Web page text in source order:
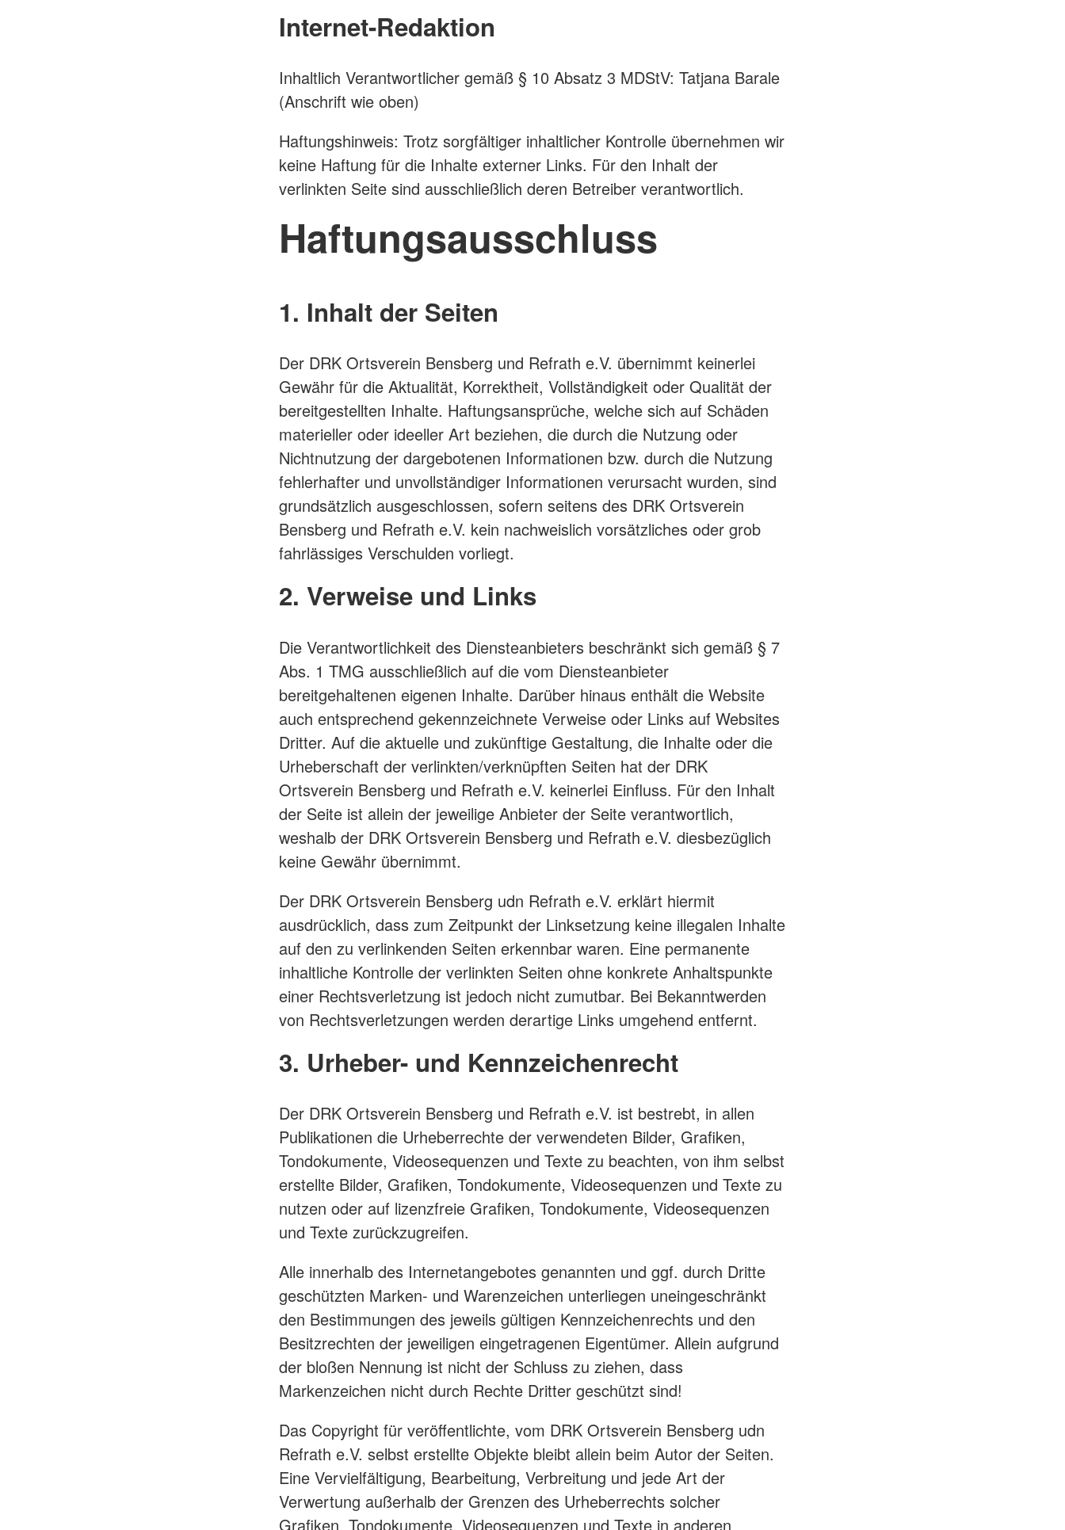
Internet-Redaktion
Inhaltlich Verantwortlicher gemäß § 10 Absatz 3 MDStV: Tatjana Barale
(Anschrift wie oben)
Haftungshinweis: Trotz sorgfältiger inhaltlicher Kontrolle übernehmen wir
keine Haftung für die Inhalte externer Links. Für den Inhalt der
verlinkten Seite sind ausschließlich deren Betreiber verantwortlich.
Haftungsausschluss
1. Inhalt der Seiten
Der DRK Ortsverein Bensberg und Refrath e.V. übernimmt keinerlei
Gewähr für die Aktualität, Korrektheit, Vollständigkeit oder Qualität der
bereitgestellten Inhalte. Haftungsansprüche, welche sich auf Schäden
materieller oder ideeller Art beziehen, die durch die Nutzung oder
Nichtnutzung der dargebotenen Informationen bzw. durch die Nutzung
fehlerhafter und unvollständiger Informationen verursacht wurden, sind
grundsätzlich ausgeschlossen, sofern seitens des DRK Ortsverein
Bensberg und Refrath e.V. kein nachweislich vorsätzliches oder grob
fahrlässiges Verschulden vorliegt.
2. Verweise und Links
Die Verantwortlichkeit des Diensteanbieters beschränkt sich gemäß § 7
Abs. 1 TMG ausschließlich auf die vom Diensteanbieter
bereitgehaltenen eigenen Inhalte. Darüber hinaus enthält die Website
auch entsprechend gekennzeichnete Verweise oder Links auf Websites
Dritter. Auf die aktuelle und zukünftige Gestaltung, die Inhalte oder die
Urheberschaft der verlinkten/verknüpften Seiten hat der DRK
Ortsverein Bensberg und Refrath e.V. keinerlei Einfluss. Für den Inhalt
der Seite ist allein der jeweilige Anbieter der Seite verantwortlich,
weshalb der DRK Ortsverein Bensberg und Refrath e.V. diesbezüglich
keine Gewähr übernimmt.
Der DRK Ortsverein Bensberg udn Refrath e.V. erklärt hiermit
ausdrücklich, dass zum Zeitpunkt der Linksetzung keine illegalen Inhalte
auf den zu verlinkenden Seiten erkennbar waren. Eine permanente
inhaltliche Kontrolle der verlinkten Seiten ohne konkrete Anhaltspunkte
einer Rechtsverletzung ist jedoch nicht zumutbar. Bei Bekanntwerden
von Rechtsverletzungen werden derartige Links umgehend entfernt.
3. Urheber- und Kennzeichenrecht
Der DRK Ortsverein Bensberg und Refrath e.V. ist bestrebt, in allen
Publikationen die Urheberrechte der verwendeten Bilder, Grafiken,
Tondokumente, Videosequenzen und Texte zu beachten, von ihm selbst
erstellte Bilder, Grafiken, Tondokumente, Videosequenzen und Texte zu
nutzen oder auf lizenzfreie Grafiken, Tondokumente, Videosequenzen
und Texte zurückzugreifen.
Alle innerhalb des Internetangebotes genannten und ggf. durch Dritte
geschützten Marken- und Warenzeichen unterliegen uneingeschränkt
den Bestimmungen des jeweils gültigen Kennzeichenrechts und den
Besitzrechten der jeweiligen eingetragenen Eigentümer. Allein aufgrund
der bloßen Nennung ist nicht der Schluss zu ziehen, dass
Markenzeichen nicht durch Rechte Dritter geschützt sind!
Das Copyright für veröffentlichte, vom DRK Ortsverein Bensberg udn
Refrath e.V. selbst erstellte Objekte bleibt allein beim Autor der Seiten.
Eine Vervielfältigung, Bearbeitung, Verbreitung und jede Art der
Verwertung außerhalb der Grenzen des Urheberrechts solcher
Grafiken, Tondokumente, Videosequenzen und Texte in anderen